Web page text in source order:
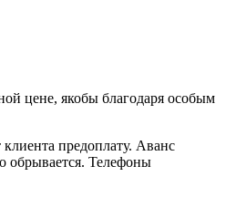
цене, якобы благодаря особым
предоплату. Аванс
обрывается. Телефоны